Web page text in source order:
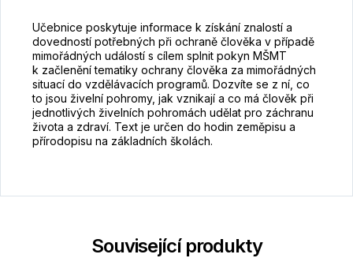
Učebnice poskytuje informace k získání znalostí a
dovedností potřebných při ochraně člověka v případě
mimořádných událostí s cílem splnit pokyn MŠMT
k začlenění tematiky ochrany člověka za mimořádných
situací do vzdělávacích programů. Dozvíte se z ní, co
to jsou živelní pohromy, jak vznikají a co má člověk při
jednotlivých živelních pohromách udělat pro záchranu
života a zdraví. Text je určen do hodin zeměpisu a
přírodopisu na základních školách.
Související produkty